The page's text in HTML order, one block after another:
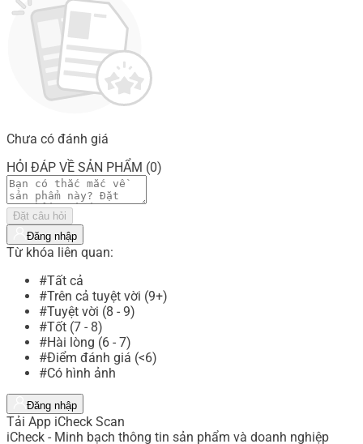
Chưa có đánh giá
HỎI ĐÁP VỀ SẢN PHẨM (0)
Đặt câu hỏi
Đăng nhập
Từ khóa liên quan:
#Tất cả
#Trên cả tuyệt vời (9+)
#Tuyệt vời (8 - 9)
#Tốt (7 - 8)
#Hài lòng (6 - 7)
#Điểm đánh giá (<6)
#Có hình ảnh
Đăng nhập
Tải App iCheck Scan
iCheck - Minh bạch thông tin sản phẩm và doanh nghiệp